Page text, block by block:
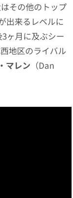
その他のトップ
出来るレベルに
ヶ月に及ぶシー
西地区のライバル
マレン （Dan